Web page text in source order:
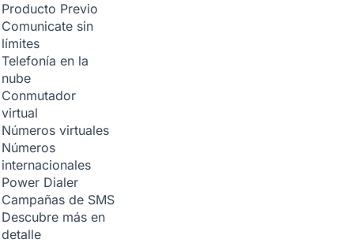
Producto Previo
Comunicate sin
límites
Telefonía en la
nube
Conmutador
virtual
Números virtuales
Números
internacionales
Power Dialer
Campañas de SMS
Descubre más en
detalle